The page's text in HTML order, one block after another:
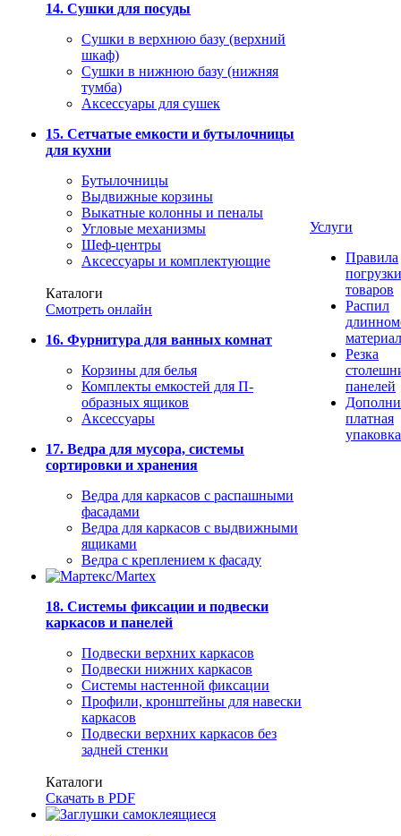
14. Сушки для посуды
Сушки в верхнюю базу (верхний
шкаф)
Сушки в нижнюю базу (нижняя
тумба)
Аксессуары для сушек
15. Сетчатые емкости и бутылочницы
для кухни
Бутылочницы
Выдвижные корзины
Выкатные колонны и пеналы
Угловые механизмы
Шеф-центры
Аксессуары и комплектующие
Каталоги
Смотреть онлайн
16. Фурнитура для ванных комнат
Корзины для белья
Комплекты емкостей для П-
образных ящиков
Аксессуары
17. Ведра для мусора, системы
сортировки и хранения
Ведра для каркасов с распашными
фасадами
Ведра для каркасов с выдвижными
ящиками
Ведра с креплением к фасаду
18. Системы фиксации и подвески
каркасов и панелей
Подвески верхних каркасов
Подвески нижних каркасов
Системы настенной фиксации
Профили, кронштейны для навески
каркасов
Подвески верхних каркасов без
задней стенки
Каталоги
Скачать в PDF
Услуги
Правила
погрузки
товаров
Распил
Резка
панелей
платная
упаковка